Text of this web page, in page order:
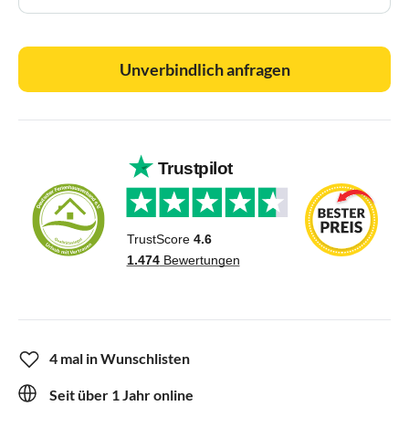
Unverbindlich anfragen
4 mal in Wunschlisten
Seit über 1 Jahr online